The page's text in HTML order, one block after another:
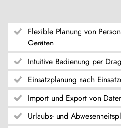
Flexible Planung von
Geräten
Intuitive Bedienung per
Einsatzplanung nach
Import und Export von
Urlaubs- und